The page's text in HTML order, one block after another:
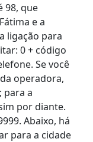
98, que
e a
ligação para
0 + código
Se você
operadora,
para a
por diante.
Abaixo, há
para a cidade